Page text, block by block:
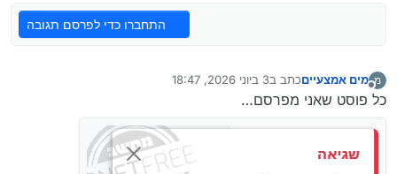
התחברו כדי לפרסם תגובה
מ מים אמצעייםכתב ב3 ביוני 2026, 18:47
נערך לאחרונה על ידי
כל פוסט שאני מפרסם…